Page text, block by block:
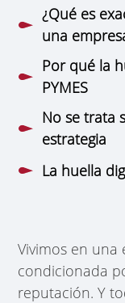
¿Qué es
una
Por qué la
PYMES
No se trata
estrategia
La huella
Vivimos en una
condicionada
reputación. Y